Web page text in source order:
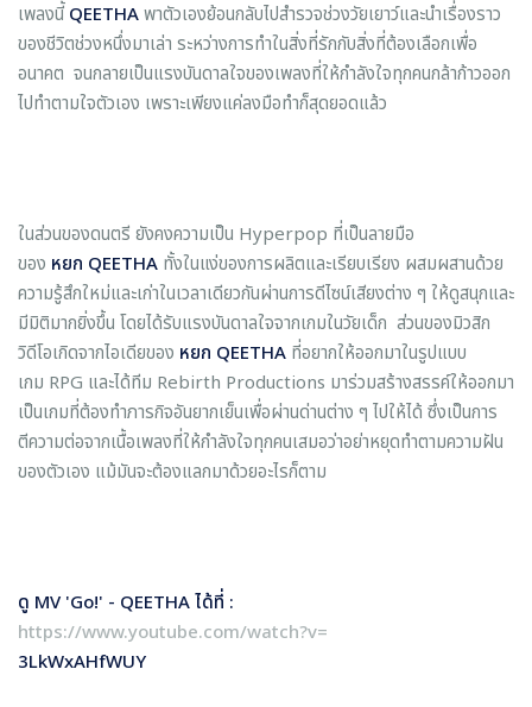
เพลงนี้ QEETHAพาตัวเองย้อนกลับไปสำรวจช่วงวัยเยาว์และนำเรื่องราว
ของชีวิตช่วงหนึ่งมาเล่า ระหว่างการทำในสิ่งที่รักกับสิ่งที่ต้องเลือกเพื่อ
อนาคต จนกลายเป็นแรงบันดาลใจของเพลงที่ให้กำลังใจทุกคนกล้าก้าวออก
ไปทำตามใจตัวเอง เพราะเพียงแค่ลงมือทำก็สุดยอดแล้ว
ในส่วนของดนตรี ยังคงความเป็น Hyperpop ที่เป็นลายมือ
ของ หยก QEETHA ทั้งในแง่ของการผลิตและเรียบเรียง ผสมผสานด้วย
ความรู้สึกใหม่และเก่าในเวลาเดียวกันผ่านการดีไซน์เสียงต่าง ๆ ให้ดูสนุกและ
มีมิติมากยิ่งขึ้น โดยได้รับแรงบันดาลใจจากเกมในวัยเด็ก ส่วนของมิวสิก
วิดีโอเกิดจากไอเดียของ หยก QEETHA ที่อยากให้ออกมาในรูปแบบ
เกม RPG และได้ทีม Rebirth Productions มาร่วมสร้างสรรค์ให้ออกมา
เป็นเกมที่ต้องทำภารกิจอันยากเย็นเพื่อผ่านด่านต่าง ๆ ไปให้ได้ ซึ่งเป็นการ
ตีความต่อจากเนื้อเพลงที่ให้กำลังใจทุกคนเสมอว่าอย่าหยุดทำตามความฝัน
ของตัวเอง แม้มันจะต้องแลกมาด้วยอะไรก็ตาม
ดู MV 'Go!' - QEETHA ได้ที่ :
https://www.youtube.com/watch?v=
3LkWxAHfWUY